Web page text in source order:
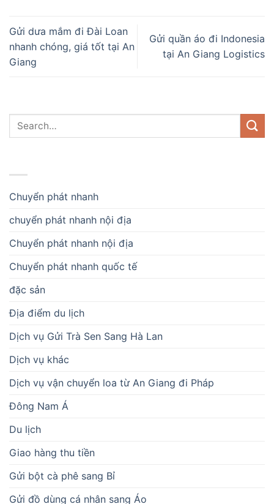
Gửi dưa mắm đi Đài Loan
nhanh chóng, giá tốt tại An
Giang
Gửi quần áo đi Indonesia
tại An Giang Logistics
Chuyển phát nhanh
chuyển phát nhanh nội địa
Chuyển phát nhanh nội địa
Chuyển phát nhanh quốc tế
đặc sản
Địa điểm du lịch
Dịch vụ Gửi Trà Sen Sang Hà Lan
Dịch vụ khác
Dịch vụ vận chuyển loa từ An Giang đi Pháp
Đông Nam Á
Du lịch
Giao hàng thu tiền
Gửi bột cà phê sang Bỉ
Gửi đồ dùng cá nhân sang Áo